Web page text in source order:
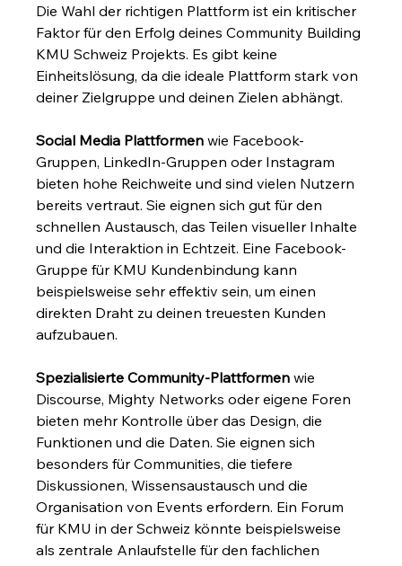
Die Wahl der richtigen Plattform ist ein kritischer
Faktor für den Erfolg deines Community Building
KMU Schweiz Projekts. Es gibt keine
Einheitslösung, da die ideale Plattform stark von
deiner Zielgruppe und deinen Zielen abhängt.
Social Media Plattformen wie Facebook-
Gruppen, LinkedIn-Gruppen oder Instagram
bieten hohe Reichweite und sind vielen Nutzern
bereits vertraut. Sie eignen sich gut für den
schnellen Austausch, das Teilen visueller Inhalte
und die Interaktion in Echtzeit. Eine Facebook-
Gruppe für KMU Kundenbindung kann
beispielsweise sehr effektiv sein, um einen
direkten Draht zu deinen treuesten Kunden
aufzubauen.
Spezialisierte Community-Plattformen wie
Discourse, Mighty Networks oder eigene Foren
bieten mehr Kontrolle über das Design, die
Funktionen und die Daten. Sie eignen sich
besonders für Communities, die tiefere
Diskussionen, Wissensaustausch und die
Organisation von Events erfordern. Ein Forum
für KMU in der Schweiz könnte beispielsweise
als zentrale Anlaufstelle für den fachlichen